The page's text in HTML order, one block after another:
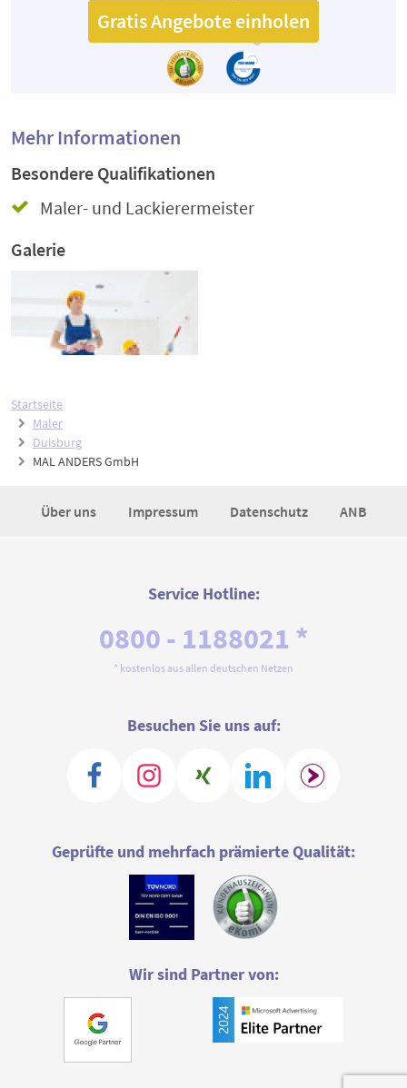
Startseite
Maler
Duisburg
MAL ANDERS GmbH
Gratis Angebote einholen
Mehr Informationen
Besondere Qualifikationen
Maler- und Lackierermeister
Galerie
Über uns Impressum Datenschutz ANB
Service Hotline:
0800 - 1188021 *
* kostenlos aus allen deutschen Netzen
Besuchen Sie uns auf:
Geprüfte und mehrfach prämierte Qualität:
Wir sind Partner von: